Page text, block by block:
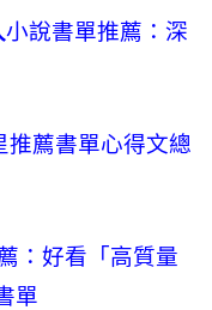
小說書單推薦：深
薦書單心得文總
：好看「高質量
單